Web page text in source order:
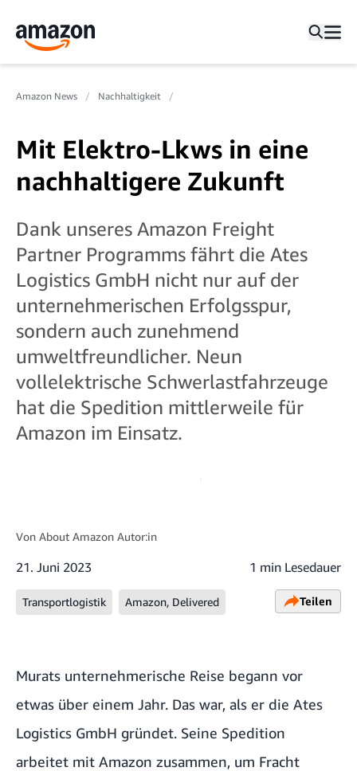
Amazon News Nachhaltigkeit
Mit Elektro-Lkws in eine
nachhaltigere Zukunft
Dank unseres Amazon Freight
Partner Programms fährt die Ates
Logistics GmbH nicht nur auf der
unternehmerischen Erfolgsspur,
sondern auch zunehmend
umweltfreundlicher. Neun
vollelektrische Schwerlastfahrzeuge
hat die Spedition mittlerweile für
Amazon im Einsatz.
Von About Amazon Autor:in
21. Juni 2023 1 min Lesedauer
Transportlogistik Amazon, Delivered Teilen
Murats unternehmerische Reise begann vor
etwas über einem Jahr. Das war, als er die Ates
Logistics GmbH gründet. Seine Spedition
arbeitet mit Amazon zusammen, um Fracht